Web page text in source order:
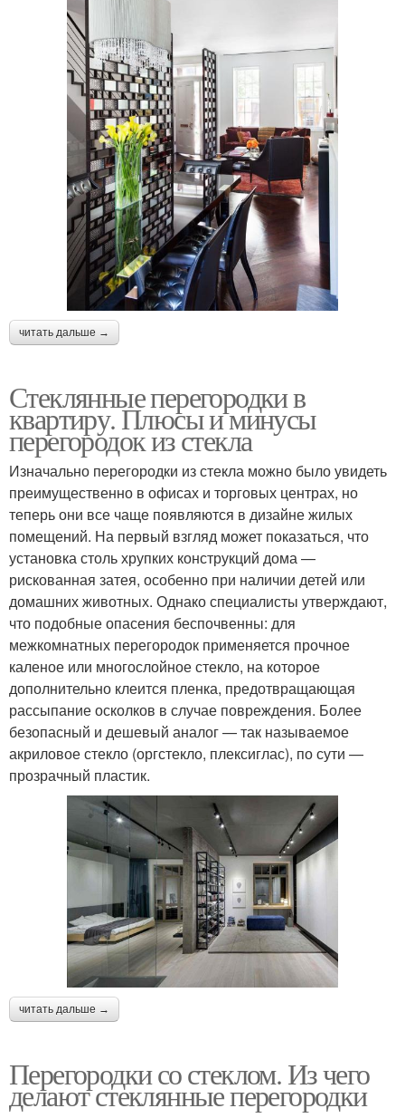
читать дальше →
Стеклянные перегородки в
квартиру. Плюсы и минусы
перегородок из стекла
Изначально перегородки из стекла можно было увидеть
преимущественно в офисах и торговых центрах, но
теперь они все чаще появляются в дизайне жилых
помещений. На первый взгляд может показаться, что
установка столь хрупких конструкций дома —
рискованная затея, особенно при наличии детей или
домашних животных. Однако специалисты утверждают,
что подобные опасения беспочвенны: для
межкомнатных перегородок применяется прочное
каленое или многослойное стекло, на которое
дополнительно клеится пленка, предотвращающая
рассыпание осколков в случае повреждения. Более
безопасный и дешевый аналог — так называемое
акриловое стекло (оргстекло, плексиглас), по сути —
прозрачный пластик.
читать дальше →
Перегородки со стеклом. Из чего
делают стеклянные перегородки